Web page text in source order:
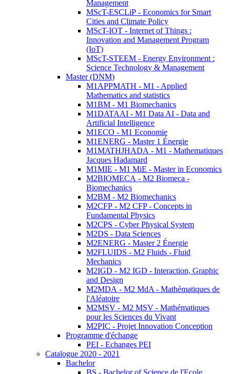
Management
MScT-ESCLiP - Economics for Smart
Cities and Climate Policy
MScT-IOT - Internet of Things :
Innovation and Management Program
(IoT)
MScT-STEEM - Energy Environment :
Science Technology & Management
Master (DNM)
M1APPMATH - M1 - Applied
Mathematics and statistics
M1BM - M1 Biomechanics
M1DATAAI - M1 Data AI - Data and
Artificial Intelligence
M1ECO - M1 Economie
M1ENERG - Master 1 Énergie
M1MATHJHADA - M1 - Mathematiques
Jacques Hadamard
M1MIE - M1 MiE - Master in Economics
M2BIOMECA - M2 Biomeca -
Biomechanics
M2BM - M2 Biomechanics
M2CFP - M2 CFP - Concepts in
Fundamental Physics
M2CPS - Cyber Physical System
M2DS - Data Sciences
M2ENERG - Master 2 Énergie
M2FLUIDS - M2 Fluids - Fluid
Mechanics
M2IGD - M2 IGD - Interaction, Graphic
and Design
M2MDA - M2 MdA - Mathématiques de
l'Aléatoire
M2MSV - M2 MSV - Mathématiques
pour les Sciences du Vivant
M2PIC - Projet Innovation Conception
Programme d'échange
PEI - Echanges PEI
Catalogue 2020 - 2021
Bachelor
BS - Bachelor of Science de l'Ecole